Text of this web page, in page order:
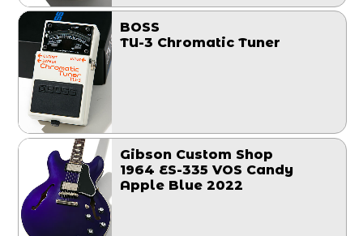
BOSS
TU-3 Chromatic Tuner
Gibson Custom Shop
1964 ES-335 VOS Candy
Apple Blue 2022